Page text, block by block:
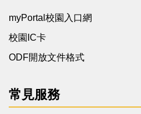
myPortal校園入口網
校園IC卡
ODF開放文件格式
常見服務